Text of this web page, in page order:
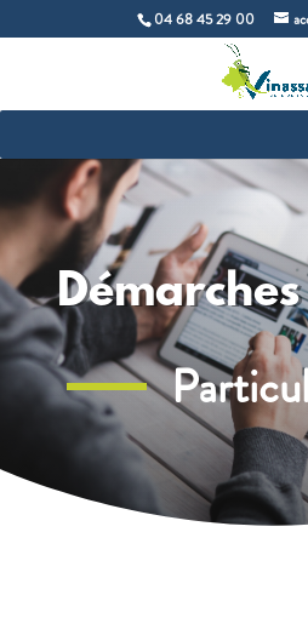
04 68 45 29 00